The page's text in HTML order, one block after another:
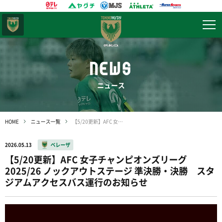
NEWS
ニュース
HOME ニュース一覧 【5/20更新】AFC 女子チャンピオンズリーグ 2025/26 ノックアウトステージ 準決勝・決勝 スタジアムアクセスバス運行のお知らせ
2026.05.13 ベレーザ
【5/20更新】AFC 女子チャンピオンズリーグ
2025/26 ノックアウトステージ 準決勝・決勝 スタ
ジアムアクセスバス運行のお知らせ